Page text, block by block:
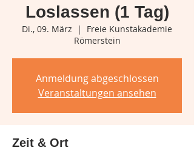
Loslassen (1 Tag)
Di., 09. März
  |
Freie Kunstakademie
Römerstein
Anmeldung abgeschlossen
Veranstaltungen ansehen
Zeit & Ort